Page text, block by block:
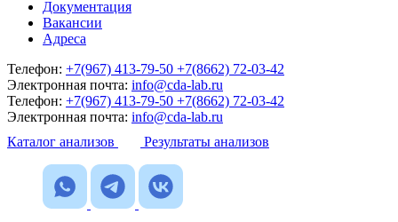
Документация
Вакансии
Адреса
Телефон: +7(967) 413-79-50 +7(8662) 72-03-42
Электронная почта: info@cda-lab.ru
Телефон: +7(967) 413-79-50 +7(8662) 72-03-42
Электронная почта: info@cda-lab.ru
Каталог анализов
Результаты анализов